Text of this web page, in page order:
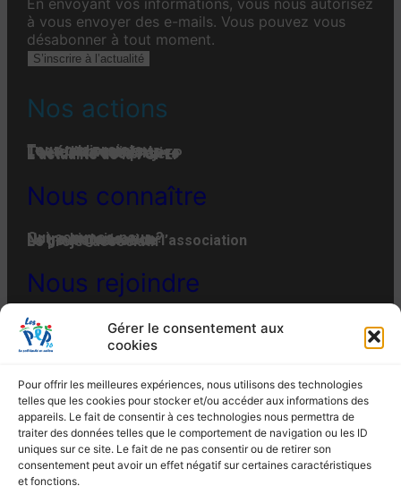
Gérer le consentement aux
cookies
Pour offrir les meilleures expériences, nous utilisons des technologies
telles que les cookies pour stocker et/ou accéder aux informations des
appareils. Le fait de consentir à ces technologies nous permettra de
traiter des données telles que le comportement de navigation ou les ID
uniques sur ce site. Le fait de ne pas consentir ou de retirer son
consentement peut avoir un effet négatif sur certaines caractéristiques
et fonctions.
En envoyant vos informations, vous nous autorisez
à vous envoyer des e-mails. Vous pouvez vous
désabonner à tout moment.
S’inscrire à l’actualité
Nos actions
Tous nos projets
Les établissements
Toute l’actualité
L'actualité associative
L’actualité des projets
L’actualité de la FGPEP
Nous connaître
Qui-sommes-nous ?
Notre histoire
Notre organisation
La gouvernance de l’association
Le projet associatif
Nous rejoindre
Offres d’emplois et de stages
Adhésion
Faire un don
Engager son entreprise
MENTIONS LÉGALES
POLITIQUE DE CONFIDENTIALITÉ
POLITIQUE DE COOKIES (EU)
ROUEN CEDEX – Tél. : 02 35 07 82 10 – Fax : 02
35 07 82 19
Email : siege@lespep76.fr